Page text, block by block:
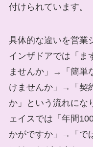
付けられています。
具体的な違いを営業
インザドアでは「ま
ませんか」→「簡単
けませんか」→「契
か」という流れにな
ェイスでは「年間
かがですか」→「で